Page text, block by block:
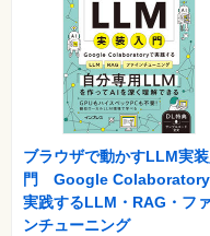
第10章 回帰分析―連続値
線形回帰
Housingデータセットの探索
第11章 クラスタ分析―ラ
k-means法を使った類似
クラスタを階層木として構
ブラウザで動かすLLM実
門 Google
実践するLLM・RAG・フ
ンチューニング